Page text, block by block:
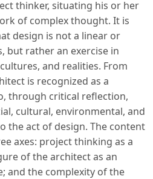
thinker, situating his or her
of complex thought. It is
design is not a linear or
but rather an exercise in
and realities. From
is recognized as a
through critical reflection,
cultural, environmental, and
the act of design. The content
axes: project thinking as a
of the architect as an
and the complexity of the